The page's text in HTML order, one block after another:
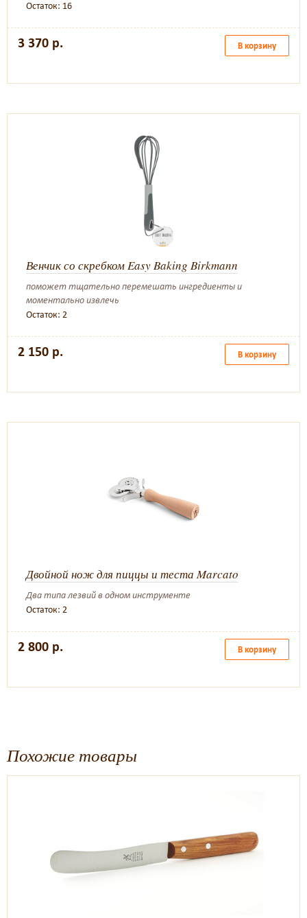
Остаток: 16
3 370 р. В корзину
Венчик со скребком Easy Baking Birkmann
поможет тщательно перемешать ингредиенты и
моментально извлечь
Остаток: 2
2 150 р. В корзину
Двойной нож для пиццы и теста Marcato
Два типа лезвий в одном инструменте
Остаток: 2
2 800 р. В корзину
Похожие товары